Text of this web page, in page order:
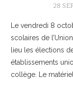
28
Le vendredi 8
scolaires de
lieu les élections
établissements
collège. Le